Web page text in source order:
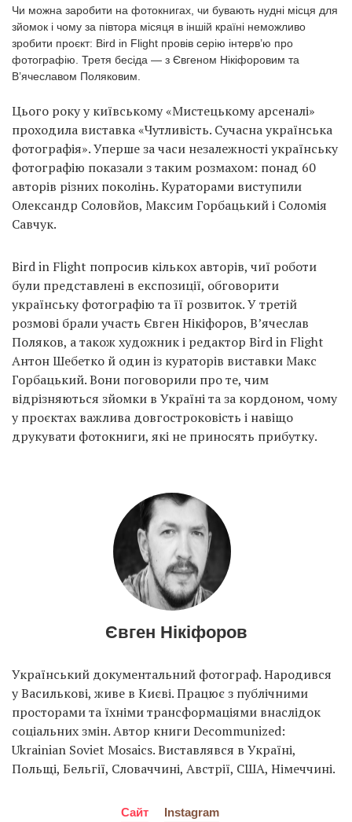
EN
RU
Чи можна заробити на фотокнигах, чи бувають нудні місця для
зйомок і чому за півтора місяця в іншій країні неможливо
зробити проєкт: Bird in Flight провів серію інтерв’ю про
фотографію. Третя бесіда — з Євгеном Нікіфоровим та
В’ячеславом Поляковим.
Цього року у київському «Мистецькому арсеналі»
проходила виставка «Чутливість. Сучасна українська
фотографія». Уперше за часи незалежності українську
фотографію показали з таким розмахом: понад 60
авторів різних поколінь. Кураторами виступили
Олександр Соловйов, Максим Горбацький і Соломія
Савчук.
Bird in Flight попросив кількох авторів, чиї роботи
були представлені в експозиції, обговорити
українську фотографію та її розвиток. У третій
розмові брали участь Євген Нікіфоров, В’ячеслав
Поляков, а також художник і редактор Bird in Flight
Антон Шебетко й один із кураторів виставки Макс
Горбацький. Вони поговорили про те, чим
відрізняються зйомки в Україні та за кордоном, чому
у проєктах важлива довгостроковість і навіщо
друкувати фотокниги, які не приносять прибутку.
Євген Нікіфоров
Український документальний фотограф. Народився
у Василькові, живе в Києві. Працює з публічними
просторами та їхніми трансформаціями внаслідок
соціальних змін. Автор книги Decommunized:
Ukrainian Soviet Mosaics. Виставлявся в Україні,
Польщі, Бельгії, Словаччині, Австрії, США, Німеччині.
Сайт Instagram